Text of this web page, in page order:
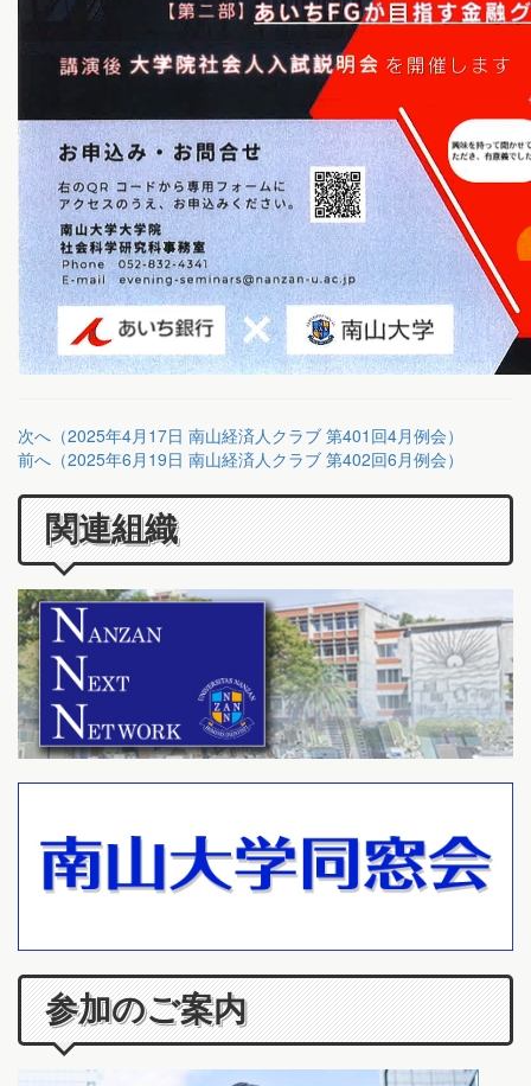
次へ（2025年4月17日 南山経済人クラブ 第401回4月例会）
前へ（2025年6月19日 南山経済人クラブ 第402回6月例会）
関連組織
参加のご案内